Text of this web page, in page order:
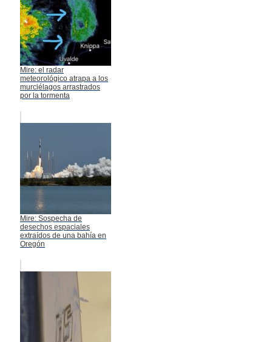
Mire: el radar
meteorológico atrapa a los
murciélagos arrastrados
por la tormenta
Mire: Sospecha de
desechos espaciales
extraídos de una bahía en
Oregón